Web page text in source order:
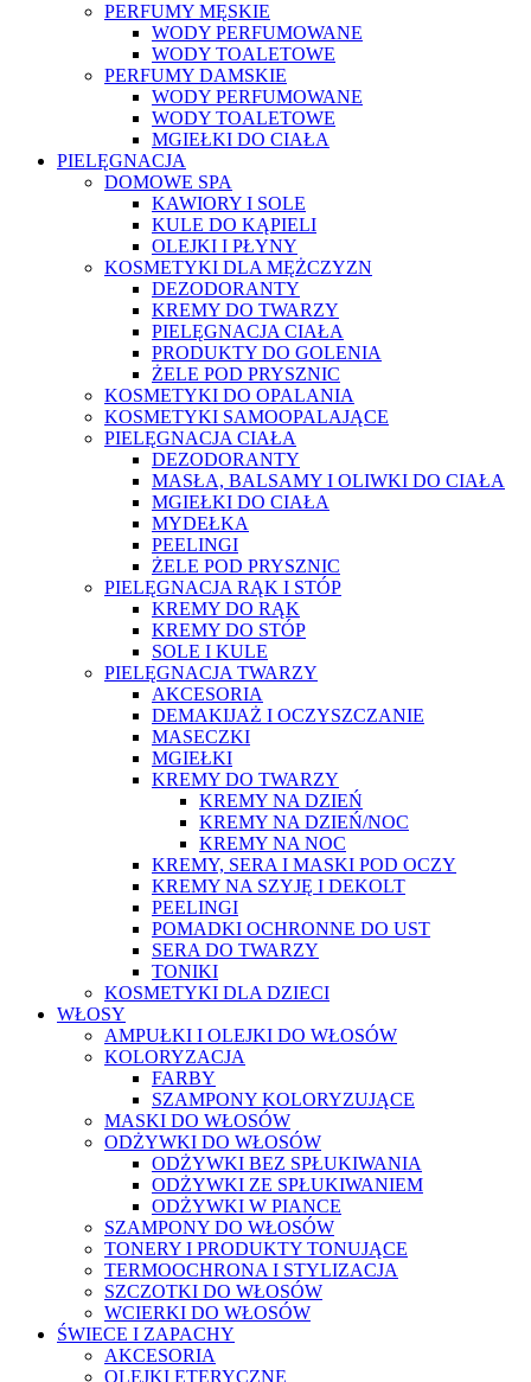
PERFUMY MĘSKIE
WODY PERFUMOWANE
WODY TOALETOWE
PERFUMY DAMSKIE
WODY PERFUMOWANE
WODY TOALETOWE
MGIEŁKI DO CIAŁA
PIELĘGNACJA
DOMOWE SPA
KAWIORY I SOLE
KULE DO KĄPIELI
OLEJKI I PŁYNY
KOSMETYKI DLA MĘŻCZYZN
DEZODORANTY
KREMY DO TWARZY
PIELĘGNACJA CIAŁA
PRODUKTY DO GOLENIA
ŻELE POD PRYSZNIC
KOSMETYKI DO OPALANIA
KOSMETYKI SAMOOPALAJĄCE
PIELĘGNACJA CIAŁA
DEZODORANTY
MASŁA, BALSAMY I OLIWKI DO CIAŁA
MGIEŁKI DO CIAŁA
MYDEŁKA
PEELINGI
ŻELE POD PRYSZNIC
PIELĘGNACJA RĄK I STÓP
KREMY DO RĄK
KREMY DO STÓP
SOLE I KULE
PIELĘGNACJA TWARZY
AKCESORIA
DEMAKIJAŻ I OCZYSZCZANIE
MASECZKI
MGIEŁKI
KREMY DO TWARZY
KREMY NA DZIEŃ
KREMY NA DZIEŃ/NOC
KREMY NA NOC
KREMY, SERA I MASKI POD OCZY
KREMY NA SZYJĘ I DEKOLT
PEELINGI
POMADKI OCHRONNE DO UST
SERA DO TWARZY
TONIKI
KOSMETYKI DLA DZIECI
WŁOSY
AMPUŁKI I OLEJKI DO WŁOSÓW
KOLORYZACJA
FARBY
SZAMPONY KOLORYZUJĄCE
MASKI DO WŁOSÓW
ODŻYWKI DO WŁOSÓW
ODŻYWKI BEZ SPŁUKIWANIA
ODŻYWKI ZE SPŁUKIWANIEM
ODŻYWKI W PIANCE
SZAMPONY DO WŁOSÓW
TONERY I PRODUKTY TONUJĄCE
TERMOOCHRONA I STYLIZACJA
SZCZOTKI DO WŁOSÓW
WCIERKI DO WŁOSÓW
ŚWIECE I ZAPACHY
AKCESORIA
OLEJKI ETERYCZNE